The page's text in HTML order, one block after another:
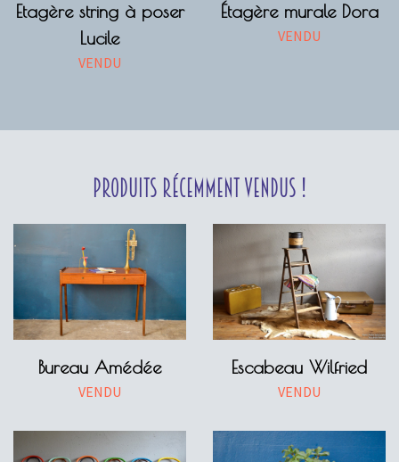
Etagère string à poser
Lucile
VENDU
Étagère murale Dora
VENDU
Produits récemment vendus !
Bureau Amédée
VENDU
Escabeau Wilfried
VENDU